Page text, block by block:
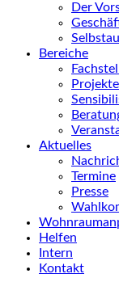
Der
Bereiche
Projekte
Aktuelles
Termine
Presse
Helfen
Intern
Kontakt